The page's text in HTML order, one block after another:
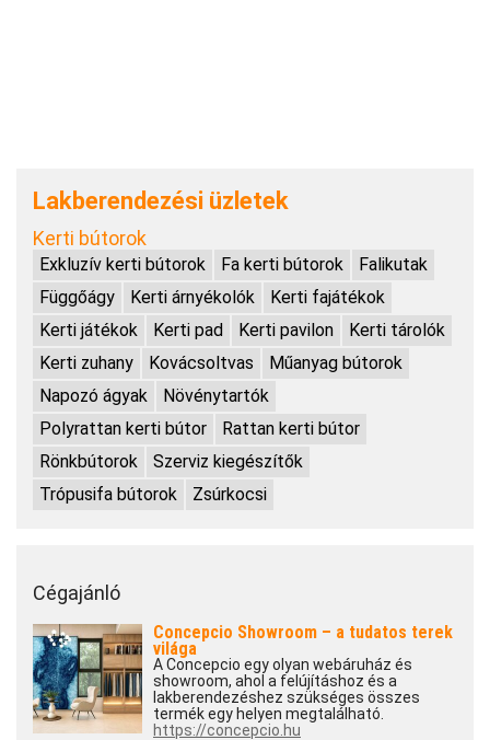
Lakberendezési üzletek
Kerti bútorok
Exkluzív kerti bútorok Fa kerti bútorok
Falikutak
Függőágy
Kerti árnyékolók
Kerti fajátékok
Kerti játékok
Kerti pad Kerti pavilon
Kerti tárolók
Kerti zuhany
Kovácsoltvas
Műanyag bútorok
Napozó ágyak
Növénytartók
Polyrattan kerti bútor
Rattan kerti bútor
Rönkbútorok
Szerviz kiegészítők
Trópusifa bútorok
Zsúrkocsi
Cégajánló
Concepcio Showroom – a tudatos terek
világa
A Concepcio egy olyan webáruház és
showroom, ahol a felújításhoz és a
lakberendezéshez szükséges összes
termék egy helyen megtalálható.
https://concepcio.hu